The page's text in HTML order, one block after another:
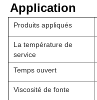
Application
Produits appliqués
La température de
service
Temps ouvert
Viscosité de fonte